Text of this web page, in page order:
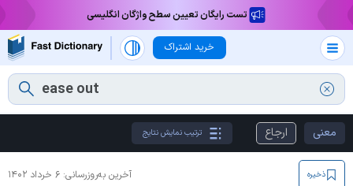
تست رایگان تعیین سطح واژگان انگلیسی
خرید اشتراک
معنی ارجاع ترتیب نمایش نتایج
آخرین به‌روزرسانی: ۶ خرداد ۱۴۰۲ ذخیره